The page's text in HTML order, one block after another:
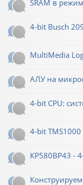
SRAM в
4-bit Busch
MultiMedia
АЛУ на
4-bit CPU:
4-bit
КР580ВР43 -